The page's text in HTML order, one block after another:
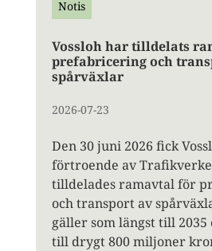
Notis
Vossloh har tilldelats
prefabricering och
spårväxlar
2026-07-23
Den 30 juni 2026 fick
förtroende av
tilldelades ramavtal för
och transport av
gäller som längst till 2035
till drygt 800 miljoner